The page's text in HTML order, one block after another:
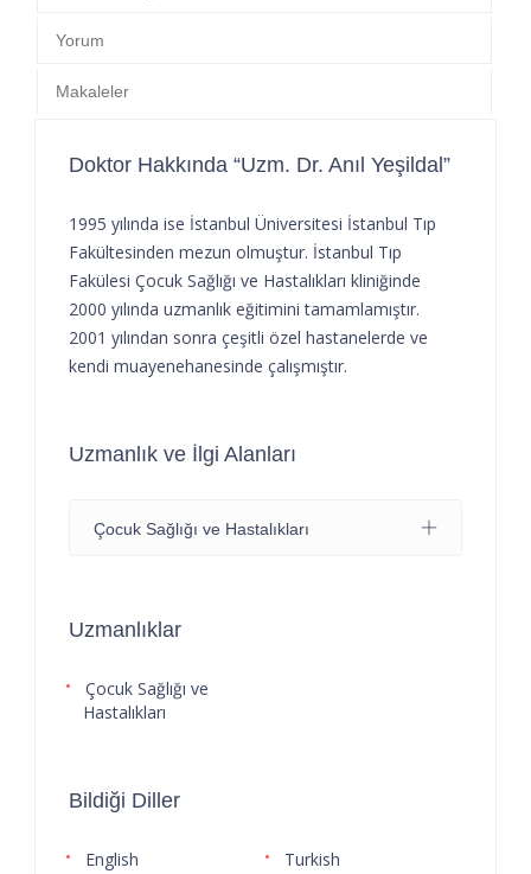
Yorum
Makaleler
Doktor Hakkında “Uzm. Dr. Anıl Yeşildal”
1995 yılında ise İstanbul Üniversitesi İstanbul Tıp
Fakültesinden mezun olmuştur. İstanbul Tıp
Fakülesi Çocuk Sağlığı ve Hastalıkları kliniğinde
2000 yılında uzmanlık eğitimini tamamlamıştır.
2001 yılından sonra çeşitli özel hastanelerde ve
kendi muayenehanesinde çalışmıştır.
Uzmanlık ve İlgi Alanları
Çocuk Sağlığı ve Hastalıkları
Uzmanlıklar
Çocuk Sağlığı ve
Hastalıkları
Bildiği Diller
English Turkish